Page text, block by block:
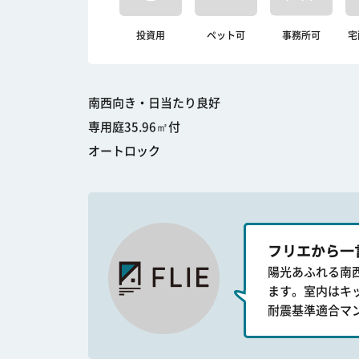
投資用 ペット可 事務所可 宅
南西向き・日当たり良好
専用庭35.96㎡付
オートロック
フリエから一
陽光あふれる南
ます。室内はキ
耐震基準適合マ